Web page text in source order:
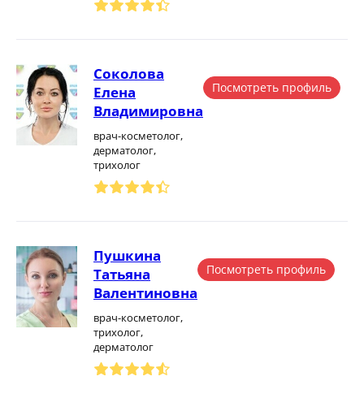
Соколова
Елена
Владимировна
врач-косметолог,
дерматолог,
трихолог
Посмотреть профиль
Пушкина
Татьяна
Валентиновна
врач-косметолог,
трихолог,
дерматолог
Посмотреть профиль